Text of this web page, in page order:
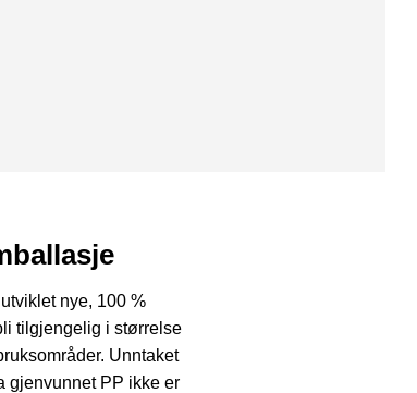
nye, 100 %
tilgjengelig i størrelse
Unntaket
gjenvunnet PP ikke er